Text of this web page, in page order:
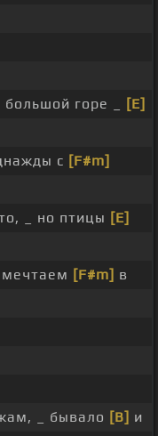
большой горе _
[E]
с [F#m]
_ но птицы [E]
мечтаем [F#m] в
_ бывало [B] и